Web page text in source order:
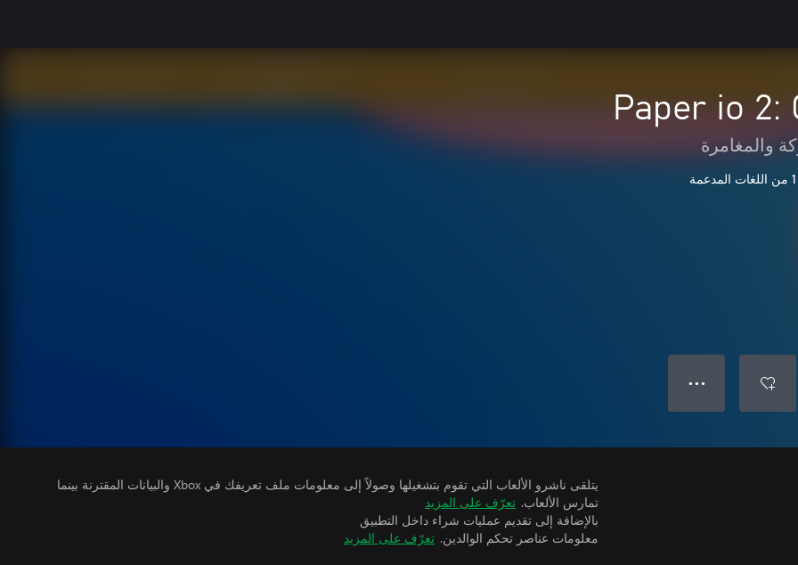
Paper io 2:
والمغامرة
1 من اللغات المدعمة
● ● ●
يتلقى ناشرو الألعاب التي تقوم بتشغيلها وصولاً إلى معلومات ملف تعريفك في Xbox والبيانات المقترنة بينما
تمارس الألعاب. تعرّف على المزيد
بالإضافة إلى تقديم عمليات شراء داخل التطبيق
معلومات عناصر تحكم الوالدين. تعرّف على المزيد